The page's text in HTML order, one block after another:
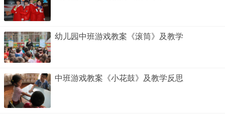
幼儿园中班游戏教案《滚筒》及教学
中班游戏教案《小花鼓》及教学反思